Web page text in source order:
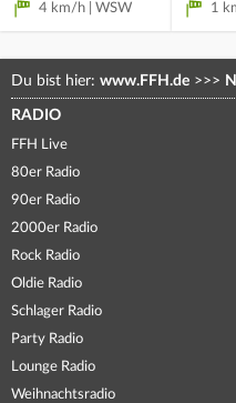
4 km/h | WSW 1
Du bist hier: www.FFH.de >>>
RADIO
FFH Live
80er Radio
90er Radio
2000er Radio
Rock Radio
Oldie Radio
Schlager Radio
Party Radio
Lounge Radio
Weihnachtsradio